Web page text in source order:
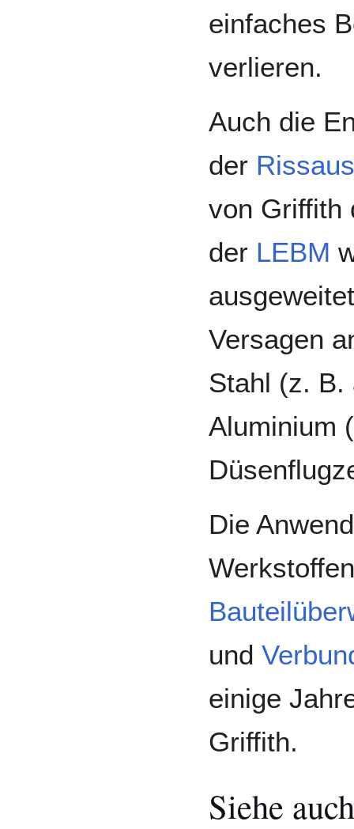
einfaches
verlieren.
Auch die
der
von Griffith
der LEBM
Versagen
Stahl (z. B.
Aluminium
Die
und
einige
Griffith.
Siehe auch